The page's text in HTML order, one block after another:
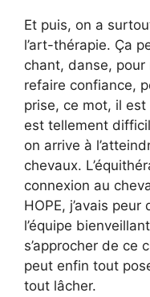
Et puis, on a
l’art-thérapie. Ça
chant, danse, pour
refaire confiance,
prise, ce mot, il
est tellement
on arrive à
chevaux.
connexion au
HOPE, j’avais
l’équipe
s’approcher de ce
peut enfin tout
tout lâcher.